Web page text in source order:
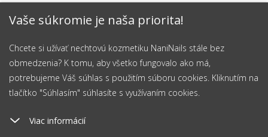
Vaše súkromie je naša priorita!
Chcete si užívať nechtovú kozmetiku NaniNails stále bez
obmedzenia? K tomu, aby všetko fungovalo ako má,
potrebujeme Váš súhlas s použitím súboru cookies. Kliknutím na
tlačítko "Súhlasím" súhlasíte s využívaním cookies.
Viac informácií